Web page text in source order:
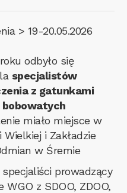
> 19-20.05.2026
roku odbyło się
specjalistów
z gatunkami
miało miejsce w
i Zakładzie
w Śremie
prowadzący
z SDOO, ZDOO,